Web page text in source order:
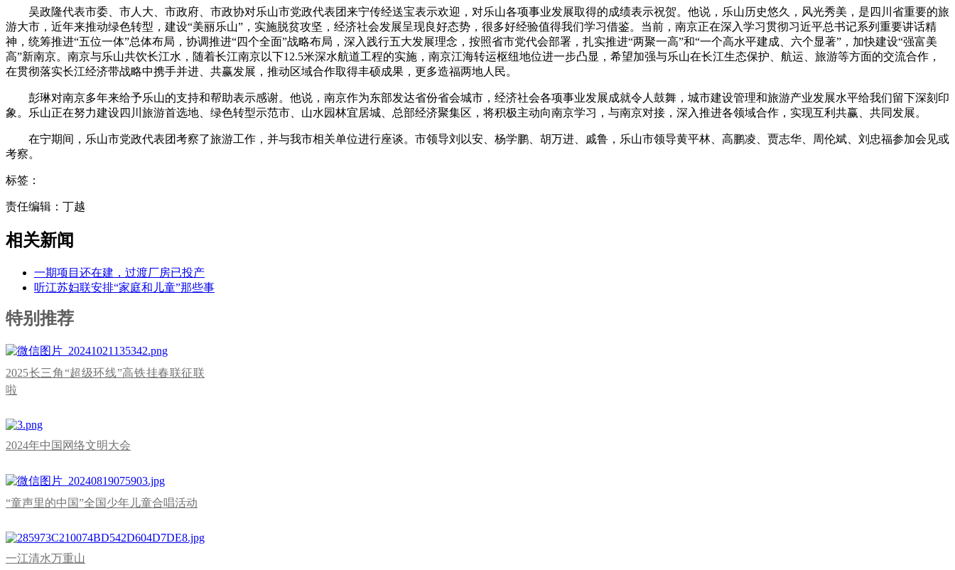
吴政隆代表市委、市人大、市政府、市政协对乐山市党政代表团来宁传经送宝表示欢迎，对乐山各项事业发展取得的成绩表示祝贺。他说，乐山历史悠久，风光秀美，是四川省重要的旅
游大市，近年来推动绿色转型，建设“美丽乐山”，实施脱贫攻坚，经济社会发展呈现良好态势，很多好经验值得我们学习借鉴。当前，南京正在深入学习贯彻习近平总书记系列重要讲话精
神，统筹推进“五位一体”总体布局，协调推进“四个全面”战略布局，深入践行五大发展理念，按照省市党代会部署，扎实推进“两聚一高”和“一个高水平建成、六个显著”，加快建设“强富美
高”新南京。南京与乐山共饮长江水，随着长江南京以下12.5米深水航道工程的实施，南京江海转运枢纽地位进一步凸显，希望加强与乐山在长江生态保护、航运、旅游等方面的交流合作，
在贯彻落实长江经济带战略中携手并进、共赢发展，推动区域合作取得丰硕成果，更多造福两地人民。
彭琳对南京多年来给予乐山的支持和帮助表示感谢。他说，南京作为东部发达省份省会城市，经济社会各项事业发展成就令人鼓舞，城市建设管理和旅游产业发展水平给我们留下深刻印
象。乐山正在努力建设四川旅游首选地、绿色转型示范市、山水园林宜居城、总部经济聚集区，将积极主动向南京学习，与南京对接，深入推进各领域合作，实现互利共赢、共同发展。
在宁期间，乐山市党政代表团考察了旅游工作，并与我市相关单位进行座谈。市领导刘以安、杨学鹏、胡万进、戚鲁，乐山市领导黄平林、高鹏凌、贾志华、周伦斌、刘忠福参加会见或
考察。
标签：
责任编辑：丁越
相关新闻
一期项目还在建，过渡厂房已投产
听江苏妇联安排“家庭和儿童”那些事
特别推荐
2025长三角“超级环线”高铁挂春联征联
啦
2024年中国网络文明大会
“童声里的中国”全国少年儿童合唱活动
一江清水万重山